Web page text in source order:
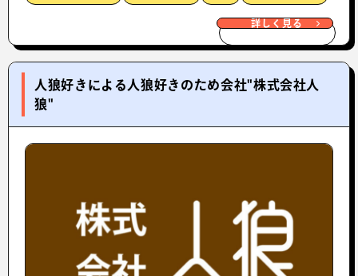
詳しく見る
人狼好きによる人狼好きのため会社"株式会社人
狼"